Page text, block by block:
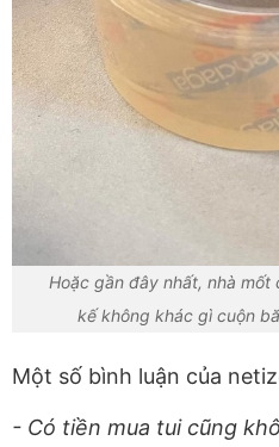
Hoặc gần đây nhất, nhà
kế không khác gì cuộn
Một số bình luận của
- Có tiền mua tui cũng